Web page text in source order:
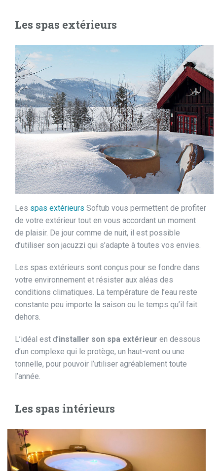
Les spas extérieurs
Les spas extérieurs Softub vous permettent de profiter
de votre extérieur tout en vous accordant un moment
de plaisir. De jour comme de nuit, il est possible
d’utiliser son jacuzzi qui s’adapte à toutes vos envies.
Les spas extérieurs sont conçus pour se fondre dans
votre environnement et résister aux aléas des
conditions climatiques. La température de l’eau reste
constante peu importe la saison ou le temps qu’il fait
dehors.
L’idéal est d’installer son spa extérieur en dessous
d’un complexe qui le protège, un haut-vent ou une
tonnelle, pour pouvoir l’utiliser agréablement toute
l’année.
Les spas intérieurs